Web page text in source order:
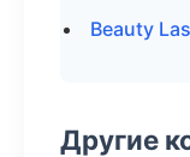
Beauty
Другие